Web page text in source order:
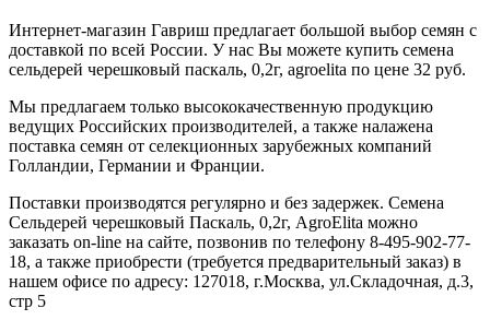
Интернет-магазин Гавриш предлагает большой выбор семян с
доставкой по всей России. У нас Вы можете купить семена
сельдерей черешковый паскаль, 0,2г, agroelita по цене 32 руб.
Мы предлагаем только высококачественную продукцию
ведущих Российских производителей, а также налажена
поставка семян от селекционных зарубежных компаний
Голландии, Германии и Франции.
Поставки производятся регулярно и без задержек. Семена
Сельдерей черешковый Паскаль, 0,2г, AgroElita можно
заказать on-line на сайте, позвонив по телефону 8-495-902-77-
18, а также приобрести (требуется предварительный заказ) в
нашем офисе по адресу: 127018, г.Москва, ул.Складочная, д.3,
стр 5